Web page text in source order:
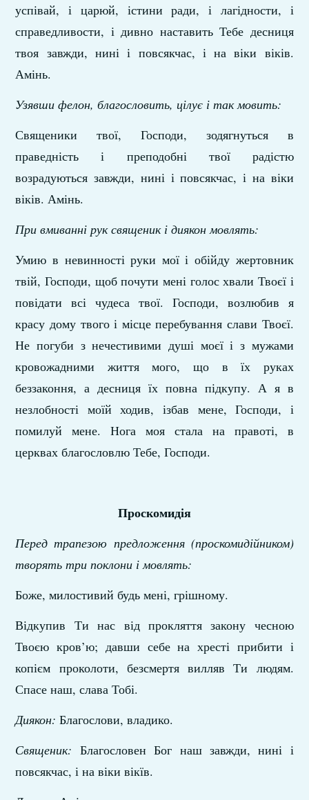
успівай, і царюй, істини ради, і лагідности, і
справедливости, і дивно наставить Тебе десниця
твоя завжди, нині і повсякчас, і на віки віків.
Амінь.
Узявши фелон, благословить, цілує і так мовить:
Священики твої, Господи, зодягнуться в
праведність і преподобні твої радістю
возрадуються завжди, нині і повсякчас, і на віки
віків. Амінь.
При вмиванні рук священик і диякон мовлять:
Умию в невинності руки мої і обійду жертовник
твій, Господи, щоб почути мені голос хвали Твоєї і
повідати всі чудеса твої. Господи, возлюбив я
красу дому твого і місце перебування слави Твоєї.
Не погуби з нечестивими душі моєї і з мужами
кровожадними життя мого, що в їх руках
беззаконня, а десниця їх повна підкупу. А я в
незлобності моїй ходив, ізбав мене, Господи, і
помилуй мене. Нога моя стала на правоті, в
церквах благословлю Тебе, Господи.
Проскомидія
Перед трапезою предложення (проскомидійником)
творять три поклони і мовлять:
Боже, милостивий будь мені, грішному.
Відкупив Ти нас від прокляття закону чесною
Твоєю кров’ю; давши себе на хресті прибити і
копієм проколоти, безсмертя вилляв Ти людям.
Спасе наш, слава Тобі.
Диякон: Благослови, владико.
Священик: Благословен Бог наш завжди, нині і
повсякчас, і на віки вікїв.